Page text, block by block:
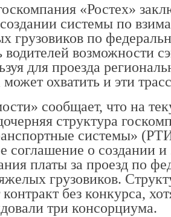
«Ростех»
системы по
грузовиков по
возможности
для проезда
охватить и эти
сообщает, что на
структура
системы»
соглашение о создании и
платы за проезд по
грузовиков.
без конкурса,
три консорциума.